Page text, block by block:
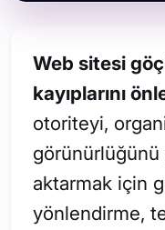
Web sitesi
kayıplarını
otoriteyi,
görünürlüğünü
aktarmak için
yönlendirme,